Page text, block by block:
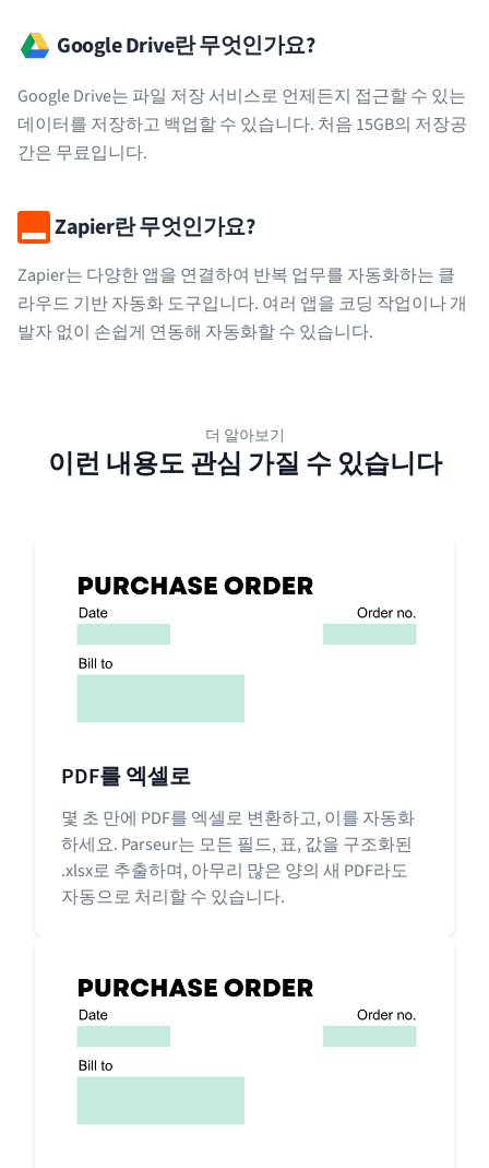
Google Drive란 무엇인가요?
Google Drive는 파일 저장 서비스로 언제든지 접근할 수 있는
데이터를 저장하고 백업할 수 있습니다. 처음 15GB의 저장공
간은 무료입니다.
Zapier란 무엇인가요?
Zapier는 다양한 앱을 연결하여 반복 업무를 자동화하는 클
라우드 기반 자동화 도구입니다. 여러 앱을 코딩 작업이나 개
발자 없이 손쉽게 연동해 자동화할 수 있습니다.
더 알아보기
이런 내용도 관심 가질 수 있습니다
PDF를 엑셀로
몇 초 만에 PDF를 엑셀로 변환하고, 이를 자동화
하세요. Parseur는 모든 필드, 표, 값을 구조화된
.xlsx로 추출하며, 아무리 많은 양의 새 PDF라도
자동으로 처리할 수 있습니다.